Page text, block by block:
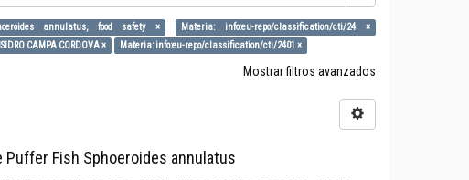
annulatus, food safety ×
Materia: info:eu-repo/classification/cti/24 ×
CAMPA CORDOVA × Materia: info:eu-repo/classification/cti/2401 ×
Mostrar filtros avanzados
Fish Sphoeroides annulatus